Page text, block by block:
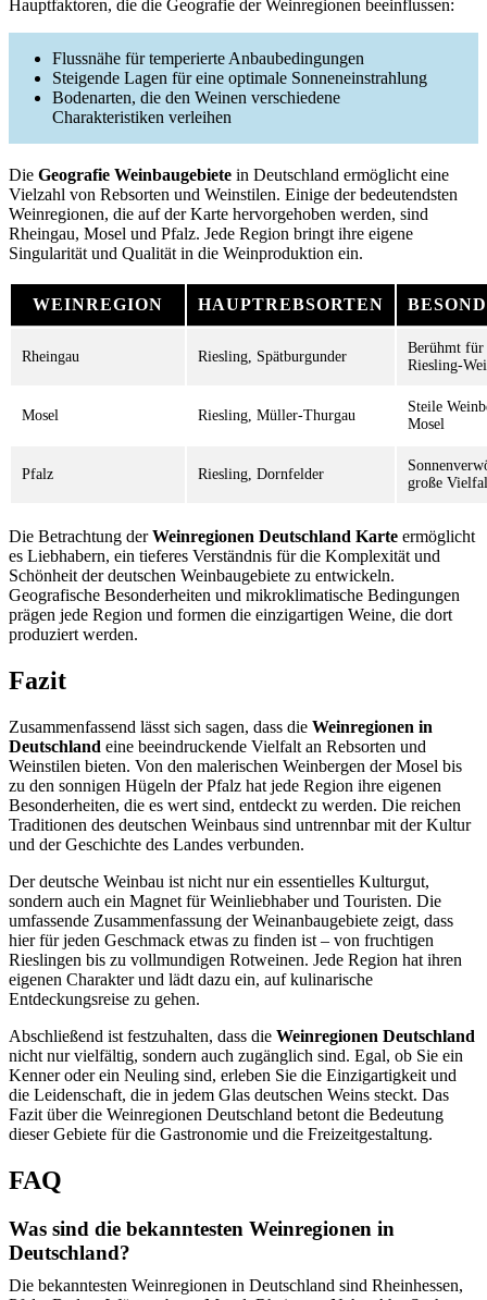
Hauptfaktoren, die die Geografie der Weinregionen beeinflussen:
Flussnähe für temperierte Anbaubedingungen
Steigende Lagen für eine optimale Sonneneinstrahlung
Bodenarten, die den Weinen verschiedene
Charakteristiken verleihen
Die Geografie Weinbaugebiete in Deutschland ermöglicht eine
Vielzahl von Rebsorten und Weinstilen. Einige der bedeutendsten
Weinregionen, die auf der Karte hervorgehoben werden, sind
Rheingau, Mosel und Pfalz. Jede Region bringt ihre eigene
Singularität und Qualität in die Weinproduktion ein.
WEINREGION HAUPTREBSORTEN
Rheingau Riesling, Spätburgunder
Berühmt für
Riesling-
Mosel Riesling, Müller-Thurgau
Steile
Mosel
Pfalz Riesling, Dornfelder
große
Die Betrachtung derWeinregionen Deutschland Karte ermöglicht
es Liebhabern, ein tieferes Verständnis für die Komplexität und
Schönheit der deutschen Weinbaugebiete zu entwickeln.
Geografische Besonderheiten und mikroklimatische Bedingungen
prägen jede Region und formen die einzigartigen Weine, die dort
produziert werden.
Fazit
Zusammenfassend lässt sich sagen, dass die Weinregionen in
Deutschland eine beeindruckende Vielfalt an Rebsorten und
Weinstilen bieten. Von den malerischen Weinbergen der Mosel bis
zu den sonnigen Hügeln der Pfalz hat jede Region ihre eigenen
Besonderheiten, die es wert sind, entdeckt zu werden. Die reichen
Traditionen des deutschen Weinbaus sind untrennbar mit der Kultur
und der Geschichte des Landes verbunden.
Der deutsche Weinbau ist nicht nur ein essentielles Kulturgut,
sondern auch ein Magnet für Weinliebhaber und Touristen. Die
umfassende Zusammenfassung der Weinanbaugebiete zeigt, dass
hier für jeden Geschmack etwas zu finden ist – von fruchtigen
Rieslingen bis zu vollmundigen Rotweinen. Jede Region hat ihren
eigenen Charakter und lädt dazu ein, auf kulinarische
Entdeckungsreise zu gehen.
Abschließend ist festzuhalten, dass die Weinregionen Deutschland
nicht nur vielfältig, sondern auch zugänglich sind. Egal, ob Sie ein
Kenner oder ein Neuling sind, erleben Sie die Einzigartigkeit und
die Leidenschaft, die in jedem Glas deutschen Weins steckt. Das
Fazit über die Weinregionen Deutschland betont die Bedeutung
dieser Gebiete für die Gastronomie und die Freizeitgestaltung.
FAQ
Was sind die bekanntesten Weinregionen in
Deutschland?
Die bekanntesten Weinregionen in Deutschland sind Rheinhessen,